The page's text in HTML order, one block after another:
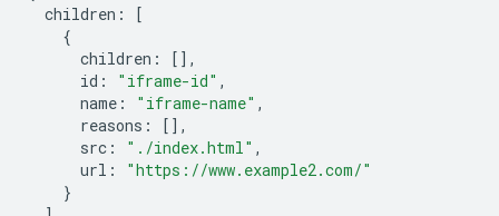
children :
[
{
children :
[],
id : "iframe-id" ,
name : "iframe-name" ,
reasons :
[],
src : "./index.html" ,
url :
"https://www.example2.com/"
}